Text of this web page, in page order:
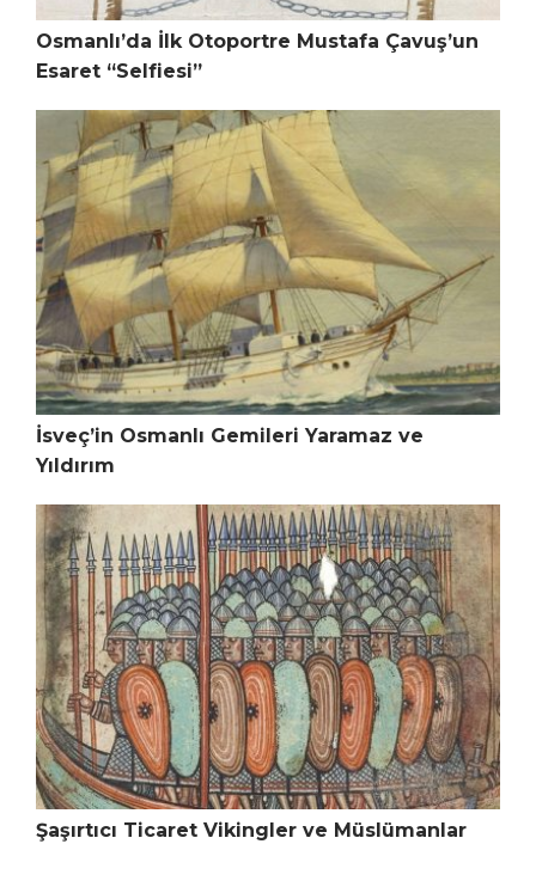
Osmanlı’da İlk Otoportre Mustafa Çavuş’un
Esaret “Selfiesi”
İsveç’in Osmanlı Gemileri Yaramaz ve
Yıldırım
Şaşırtıcı Ticaret Vikingler ve Müslümanlar